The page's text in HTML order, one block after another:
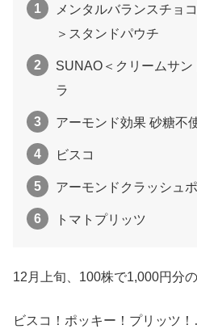
メンタルバランスチョ
＞スタンドパウチ
SUNAO＜クリームサ
ラ
アーモンド効果 砂糖不
ビスコ
アーモンドクラッシュ
トマトプリッツ
12月上旬、100株で1,000円分
ビスコ！ポッキー！プリッツ